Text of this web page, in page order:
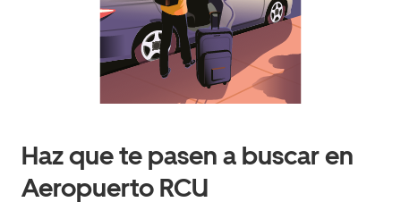
cerrar
el
calendario.
Haz que te pasen a buscar en
Aeropuerto RCU